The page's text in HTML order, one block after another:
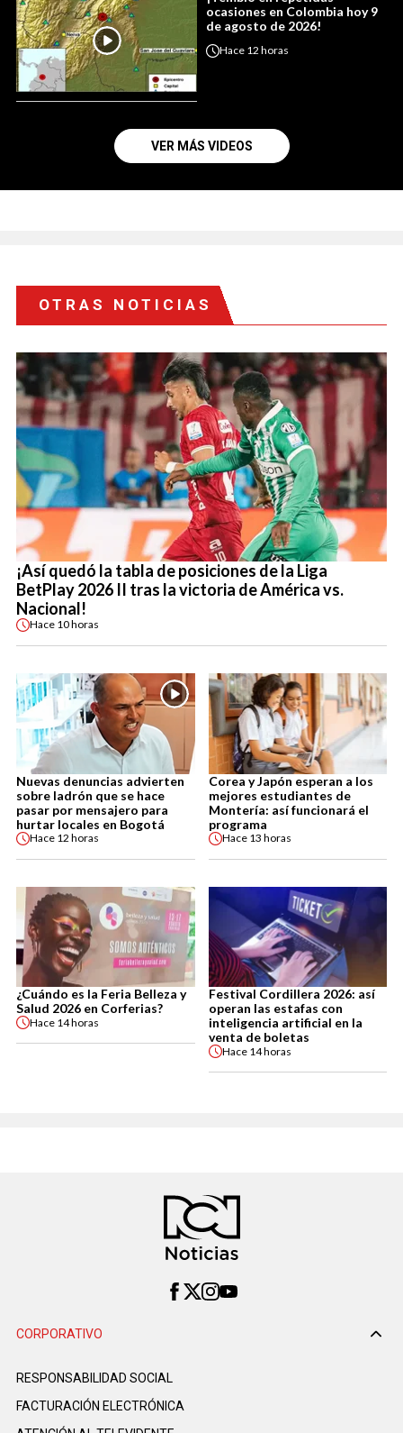
ocasiones en Colombia hoy 9
de agosto de 2026!
Hace 12 horas
VER MÁS VIDEOS
OTRAS NOTICIAS
¡Así quedó la tabla de posiciones de la Liga
BetPlay 2026 II tras la victoria de América vs.
Nacional!
Hace 10 horas
Nuevas denuncias advierten
sobre ladrón que se hace
pasar por mensajero para
hurtar locales en Bogotá
Hace 12 horas
Corea y Japón esperan a los
mejores estudiantes de
Montería: así funcionará el
programa
Hace 13 horas
¿Cuándo es la Feria Belleza y
Salud 2026 en Corferias?
Hace 14 horas
Festival Cordillera 2026: así
operan las estafas con
inteligencia artificial en la
venta de boletas
Hace 14 horas
CORPORATIVO
RESPONSABILIDAD SOCIAL
FACTURACIÓN ELECTRÓNICA